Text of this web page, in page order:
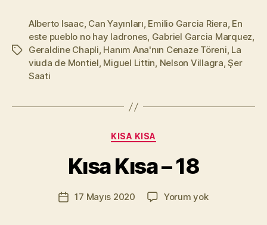
Etiketler
Alberto Isaac, Can Yayınları, Emilio Garcia Riera, En
este pueblo no hay ladrones, Gabriel Garcia Marquez,
Geraldine Chapli, Hanım Ana'nın Cenaze Töreni, La
viuda de Montiel, Miguel Littin, Nelson Villagra,Şer
Saati
Kategoriler
KISA KISA
Kısa Kısa – 18
Yazının
yazarı
a
a
Yazı17 Mayıs 2020 Yorum yokKısa